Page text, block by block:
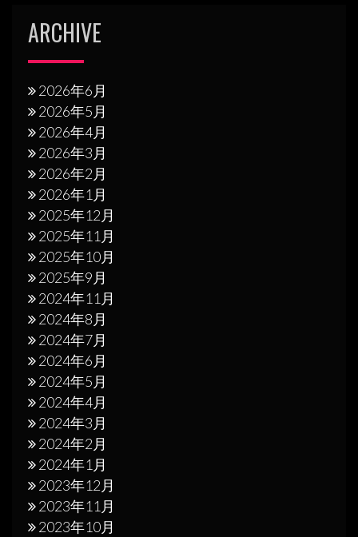
ARCHIVE
2026年6月
2026年5月
2026年4月
2026年3月
2026年2月
2026年1月
2025年12月
2025年11月
2025年10月
2025年9月
2024年11月
2024年8月
2024年7月
2024年6月
2024年5月
2024年4月
2024年3月
2024年2月
2024年1月
2023年12月
2023年11月
2023年10月